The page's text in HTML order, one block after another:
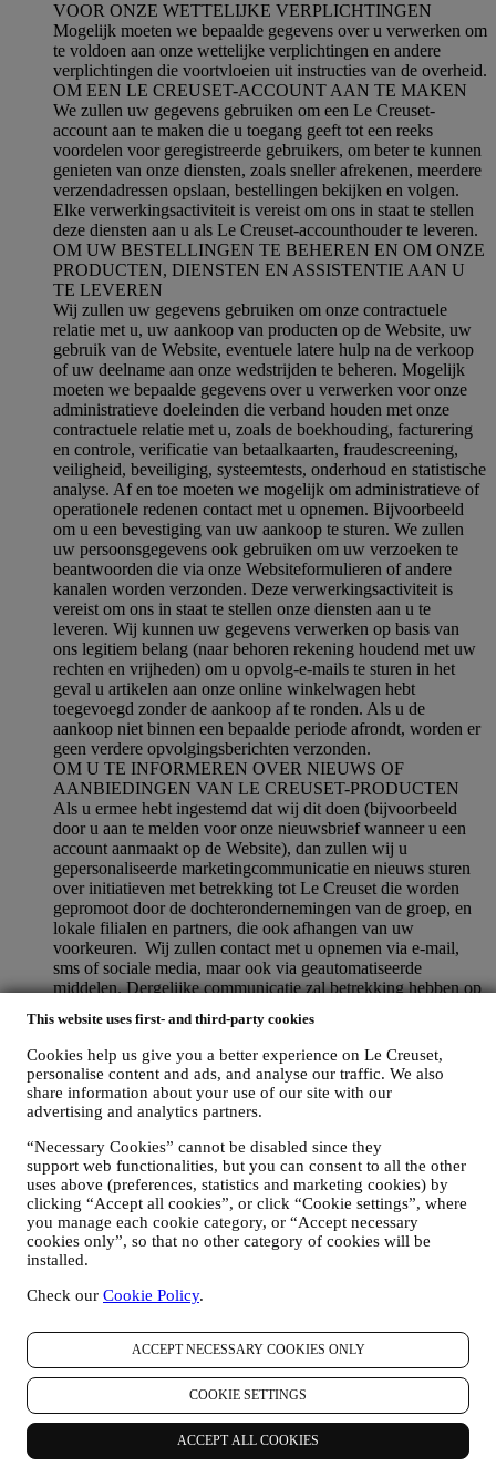
This website uses first- and third-party cookies
Cookies help us give you a better experience on Le Creuset,
personalise content and ads, and analyse our traffic. We also
share information about your use of our site with our
advertising and analytics partners.
“Necessary Cookies” cannot be disabled since they
support web functionalities, but you can consent to all the other
uses above (preferences, statistics and marketing cookies) by
clicking “Accept all cookies”, or click “Cookie settings”, where
you manage each cookie category, or “Accept necessary
cookies only”, so that no other category of cookies will be
installed.
Check our Cookie Policy.
ACCEPT NECESSARY COOKIES ONLY
COOKIE SETTINGS
ACCEPT ALL COOKIES
VOOR ONZE WETTELIJKE VERPLICHTINGEN
Mogelijk moeten we bepaalde gegevens over u verwerken om
te voldoen aan onze wettelijke verplichtingen en andere
verplichtingen die voortvloeien uit instructies van de overheid.
OM EEN LE CREUSET-ACCOUNT AAN TE MAKEN
We zullen uw gegevens gebruiken om een Le Creuset-
account aan te maken die u toegang geeft tot een reeks
voordelen voor geregistreerde gebruikers, om beter te kunnen
genieten van onze diensten, zoals sneller afrekenen, meerdere
verzendadressen opslaan, bestellingen bekijken en volgen.
Elke verwerkingsactiviteit is vereist om ons in staat te stellen
deze diensten aan u als Le Creuset-accounthouder te leveren.
OM UW BESTELLINGEN TE BEHEREN EN OM ONZE
PRODUCTEN, DIENSTEN EN ASSISTENTIE AAN U
TE LEVEREN
Wij zullen uw gegevens gebruiken om onze contractuele
relatie met u, uw aankoop van producten op de Website, uw
gebruik van de Website, eventuele latere hulp na de verkoop
of uw deelname aan onze wedstrijden te beheren. Mogelijk
moeten we bepaalde gegevens over u verwerken voor onze
administratieve doeleinden die verband houden met onze
contractuele relatie met u, zoals de boekhouding, facturering
en controle, verificatie van betaalkaarten, fraudescreening,
veiligheid, beveiliging, systeemtests, onderhoud en statistische
analyse. Af en toe moeten we mogelijk om administratieve of
operationele redenen contact met u opnemen. Bijvoorbeeld
om u een bevestiging van uw aankoop te sturen. We zullen
uw persoonsgegevens ook gebruiken om uw verzoeken te
beantwoorden die via onze Websiteformulieren of andere
kanalen worden verzonden. Deze verwerkingsactiviteit is
vereist om ons in staat te stellen onze diensten aan u te
leveren. Wij kunnen uw gegevens verwerken op basis van
ons legitiem belang (naar behoren rekening houdend met uw
rechten en vrijheden) om u opvolg-e-mails te sturen in het
geval u artikelen aan onze online winkelwagen hebt
toegevoegd zonder de aankoop af te ronden. Als u de
aankoop niet binnen een bepaalde periode afrondt, worden er
geen verdere opvolgingsberichten verzonden.
OM U TE INFORMEREN OVER NIEUWS OF
AANBIEDINGEN VAN LE CREUSET-PRODUCTEN
Als u ermee hebt ingestemd dat wij dit doen (bijvoorbeeld
door u aan te melden voor onze nieuwsbrief wanneer u een
account aanmaakt op de Website), dan zullen wij u
gepersonaliseerde marketingcommunicatie en nieuws sturen
over initiatieven met betrekking tot Le Creuset die worden
gepromoot door de dochterondernemingen van de groep, en
lokale filialen en partners, die ook afhangen van uw
voorkeuren. Wij zullen contact met u opnemen via e-mail,
sms of sociale media, maar ook via geautomatiseerde
middelen. Dergelijke communicatie zal betrekking hebben op
exclusieve evenementen, wedstrijden, enquêtes, demonstraties
die worden georganiseerd door Le Creuset of speciale
aanbiedingen die u misschien leuk vindt. Deze communicatie
kan voor u worden geselecteerd of op maat worden gemaakt
op basis van de gegevens die we over u hebben, zoals uw
onze producten. Wij zullen uw gegevens gebruiken om uw
interesses beter te begrijpen. Dit stelt ons in staat om onze
communicatie te personaliseren om deze relevanter en
interessanter te maken. Er zullen geen andere gevolgen zijn.
Wij verzamelen ook statistieken over het openen van e-mail
en klikgedrag met behulp van de in de sector gangbare
technologieën om ons te helpen onze nieuwsbrieven te
volgen. Deze verwerking is gebaseerd op uw toestemming
om gepersonaliseerde marketingcommunicatie van ons te
uitgeoefend op de plaatsen waar persoonsgegevens worden
verzameld door het juiste selectievakje aan te vinken of, als u
een Le Creuset-account heeft, via het Mijn account-gedeelte
marketingcommunicatie of updates te allen tijde kosteloos
stopzetten via de methoden die bij de communicatie worden